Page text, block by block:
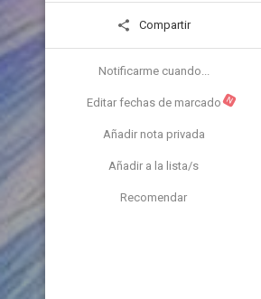
Compartir
Notificarme cuando...
Editar fechas de marcado N
Añadir nota privada
Añadir a la lista/s
Recomendar